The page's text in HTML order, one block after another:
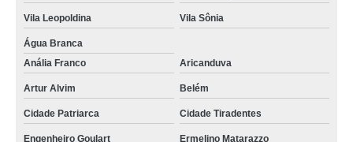
Vila Leopoldina Vila Sônia
Água Branca
Anália Franco
Aricanduva
Artur Alvim Belém
Cidade Patriarca Cidade Tiradentes
Engenheiro Goulart Ermelino Matarazzo